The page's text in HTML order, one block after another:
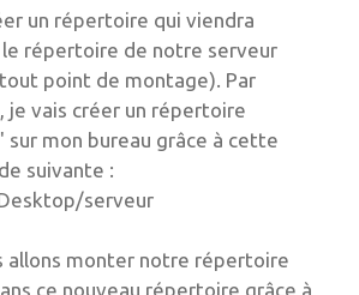
un répertoire qui viendra
le répertoire de notre serveur
point de montage). Par
je vais créer un répertoire
sur mon bureau grâce à cette
suivante :
serveur
allons monter notre répertoire
ce nouveau répertoire grâce à